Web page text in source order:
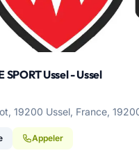
SPORT Ussel - Ussel
19200 Ussel, France,
Appeler